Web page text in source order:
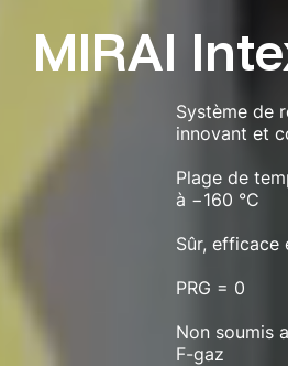
MIRAI
Système de
innovant et
Plage de
à −160 °C
Sûr, efficace
PRG = 0
Non soumis
F-gaz